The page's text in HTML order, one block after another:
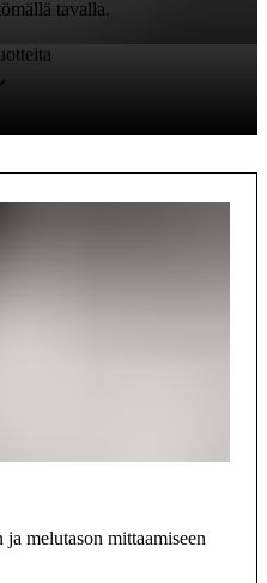
tavalla.
melutason mittaamiseen